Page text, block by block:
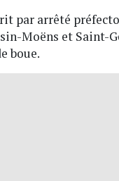
par arrêté
Moëns et Saint-
boue.